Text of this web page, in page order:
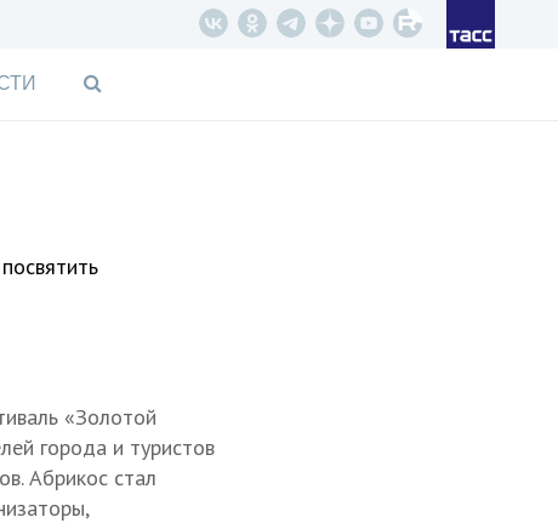
«Золотой
города и туристов
Абрикос стал